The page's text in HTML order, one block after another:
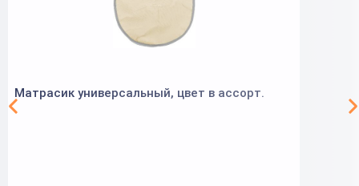
Матрасик универсальный, цвет в ассорт.